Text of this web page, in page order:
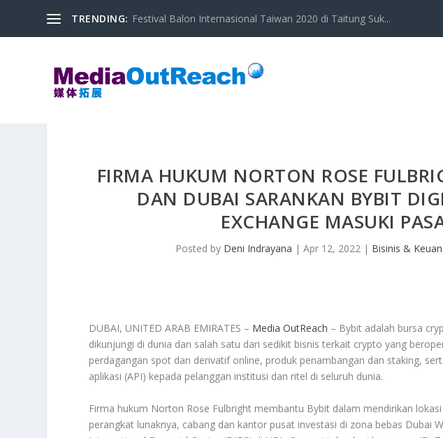
TRENDING: Festival Balon Internasional Taiwan 2020 di Taitung Suk...
FIRMA HUKUM NORTON ROSE
DAN DUBAI SARANKAN BYBIT
EXCHANGE MASUKI
Posted by Deni Indrayana | Apr 12, 2022| Bisinis &
DUBAI, UNITED ARAB EMIRATES – Media OutReach – Bybit adalah bursa
dikunjungi di dunia dan salah satu dari sedikit bisnis terkait crypto yang
perdagangan spot dan derivatif online, produk penambangan dan staking,
aplikasi (API) kepada pelanggan institusi dan ritel di seluruh dunia.
Firma hukum Norton Rose Fulbright membantu Bybit dalam mendirikan
perangkat lunaknya, cabang dan kantor pusat investasi di zona bebas Dubai